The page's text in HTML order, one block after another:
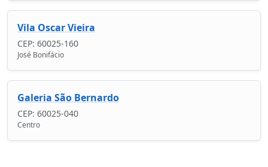
Vila Oscar Vieira
CEP: 60025-160
José Bonifácio
Galeria São Bernardo
CEP: 60025-040
Centro